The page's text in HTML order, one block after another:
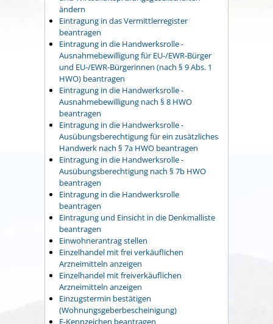
ändern
Eintragung in das Vermittlerregister
beantragen
Eintragung in die Handwerksrolle -
Ausnahmebewilligung für EU-/EWR-Bürger
und EU-/EWR-Bürgerinnen (nach § 9 Abs. 1
HWO) beantragen
Eintragung in die Handwerksrolle -
Ausnahmebewilligung nach § 8 HWO
beantragen
Eintragung in die Handwerksrolle -
Ausübungsberechtigung für ein zusätzliches
Handwerk nach § 7a HWO beantragen
Eintragung in die Handwerksrolle -
Ausübungsberechtigung nach § 7b HWO
beantragen
Eintragung in die Handwerksrolle
beantragen
Eintragung und Einsicht in die Denkmalliste
beantragen
Einwohnerantrag stellen
Einzelhandel mit frei verkäuflichen
Arzneimitteln anzeigen
Einzelhandel mit freiverkäuflichen
Arzneimitteln anzeigen
Einzugstermin bestätigen
(Wohnungsgeberbescheinigung)
E-Kennzeichen beantragen